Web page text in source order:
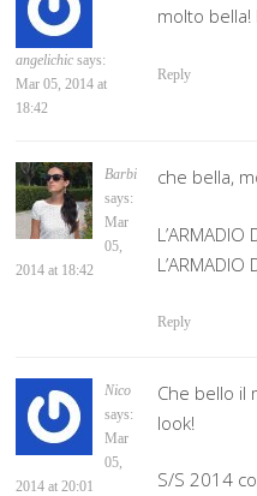
angelichic says:
Mar 05, 2014 at
18:42
molto bella!
Reply
Barbi
says:
Mar
05,
2014 at 18:42
che bella,
L’ARMADIO
L’ARMADIO
Reply
Nico
says:
Mar
05,
2014 at 20:01
Che bello il
look!
S/S 2014